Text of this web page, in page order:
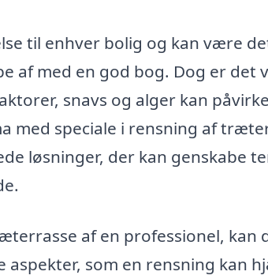
til enhver bolig og kan være
af med en god bog. Dog er det
snavs og alger kan
med speciale i rensning af
løsninger, der kan genskabe
af en professionel, kan
som en rensning kan